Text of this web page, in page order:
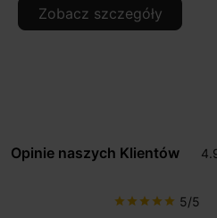
Zobacz szczegóły
Opinie naszych Klientów